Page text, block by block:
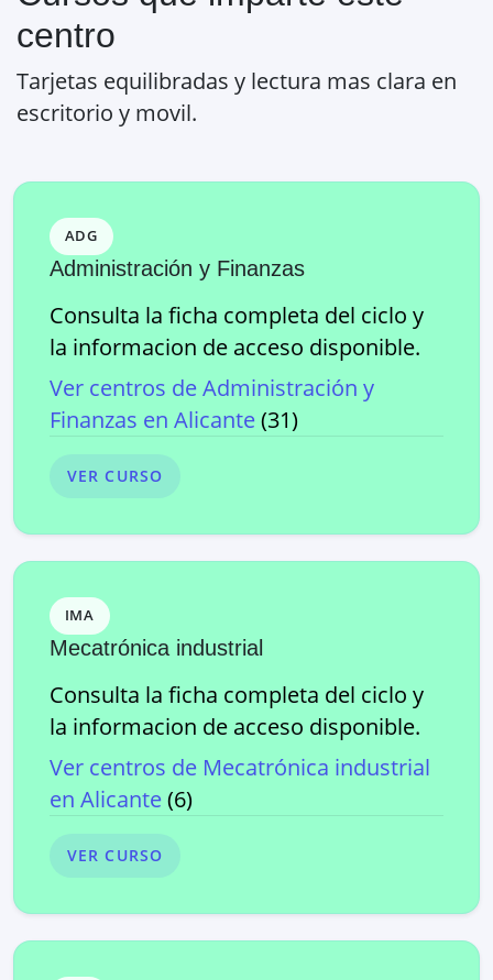
centro
Tarjetas equilibradas y lectura mas clara en
escritorio y movil.
ADG
Administración y Finanzas
Consulta la ficha completa del ciclo y
la informacion de acceso disponible.
Ver centros deAdministración y
Finanzas en Alicante(31)
VER CURSO
IMA
Mecatrónica industrial
Consulta la ficha completa del ciclo y
la informacion de acceso disponible.
Ver centros de Mecatrónica industrial
en Alicante(6)
VER CURSO